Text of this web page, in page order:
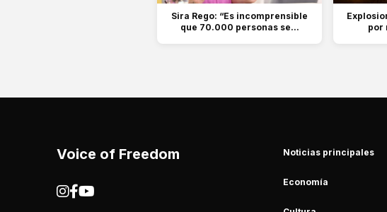
Sira Rego: “Es incomprensible
que 70.000 personas se...
por
Voice of Freedom Noticias principales
Economía